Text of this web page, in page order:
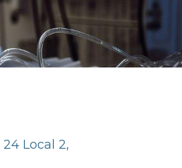
Local 2,